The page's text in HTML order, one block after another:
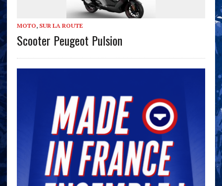
MOTO, SUR LA ROUTE
Scooter Peugeot Pulsion